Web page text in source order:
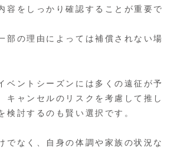
容をしっかり確認することが重要で
部の理由によっては補償されない場
ベントシーズンには多くの遠征が予
キャンセルのリスクを考慮して推し
検討するのも賢い選択です。
でなく、自身の体調や家族の状況な